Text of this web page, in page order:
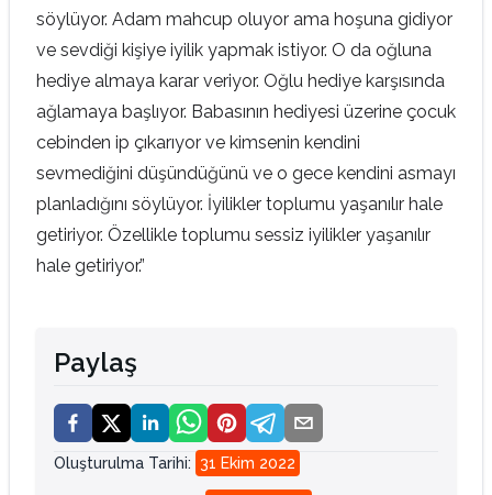
söylüyor. Adam mahcup oluyor ama hoşuna gidiyor
ve sevdiği kişiye iyilik yapmak istiyor. O da oğluna
hediye almaya karar veriyor. Oğlu hediye karşısında
ağlamaya başlıyor. Babasının hediyesi üzerine çocuk
cebinden ip çıkarıyor ve kimsenin kendini
sevmediğini düşündüğünü ve o gece kendini asmayı
planladığını söylüyor. İyilikler toplumu yaşanılır hale
getiriyor. Özellikle toplumu sessiz iyilikler yaşanılır
hale getiriyor.”
Paylaş
Oluşturulma Tarihi: 31 Ekim 2022